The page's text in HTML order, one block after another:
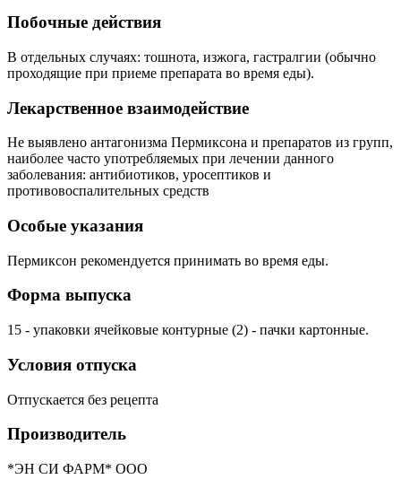
Побочные действия
В отдельных случаях: тошнота, изжога, гастралгии (обычно
проходящие при приеме препарата во время еды).
Лекарственное взаимодействие
Не выявлено антагонизма Пермиксона и препаратов из групп,
наиболее часто употребляемых при лечении данного
заболевания: антибиотиков, уросептиков и
противовоспалительных средств
Особые указания
Пермиксон рекомендуется принимать во время еды.
Форма выпуска
15 - упаковки ячейковые контурные (2) - пачки картонные.
Условия отпуска
Отпускается без рецепта
Производитель
*ЭН СИ ФАРМ* ООО